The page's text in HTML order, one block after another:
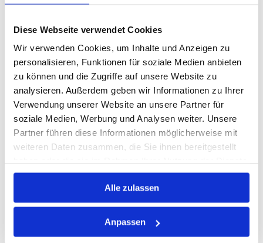
Diese Webseite verwendet Cookies
Wir verwenden Cookies, um Inhalte und Anzeigen zu
personalisieren, Funktionen für soziale Medien anbieten
zu können und die Zugriffe auf unsere Website zu
analysieren. Außerdem geben wir Informationen zu Ihrer
Verwendung unserer Website an unsere Partner für
soziale Medien, Werbung und Analysen weiter. Unsere
Partner führen diese Informationen möglicherweise mit
weiteren Daten zusammen, die Sie ihnen bereitgestellt
gesammelt haben.
Alle zulassen
Anpassen
STK
Auf Lager
Lager anzeigen
Print
PRODUKTBESCHREIBUNG